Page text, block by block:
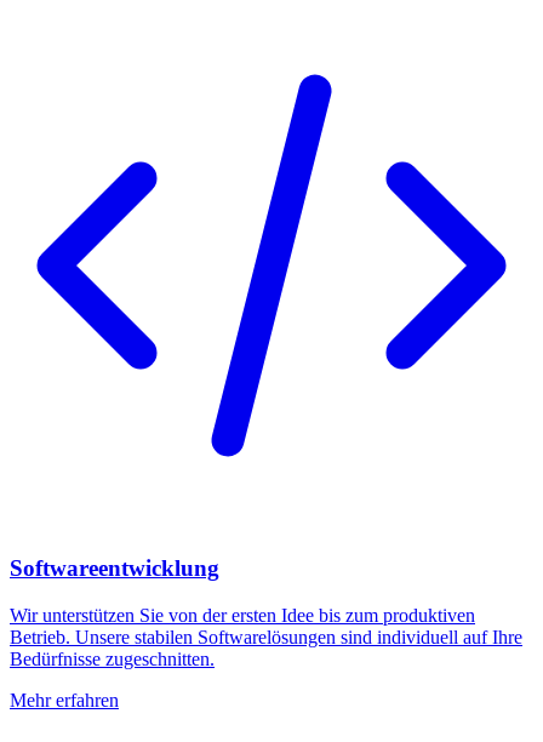
Softwareentwicklung
Wir unterstützen Sie von der ersten Idee bis zum produktiven
Betrieb. Unsere stabilen Softwarelösungen sind individuell auf Ihre
Bedürfnisse zugeschnitten.
Mehr erfahren